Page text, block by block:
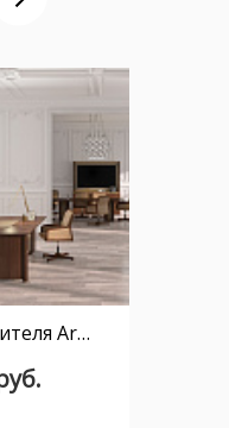
Стол для руководителя Artdeko D023 модуль слева